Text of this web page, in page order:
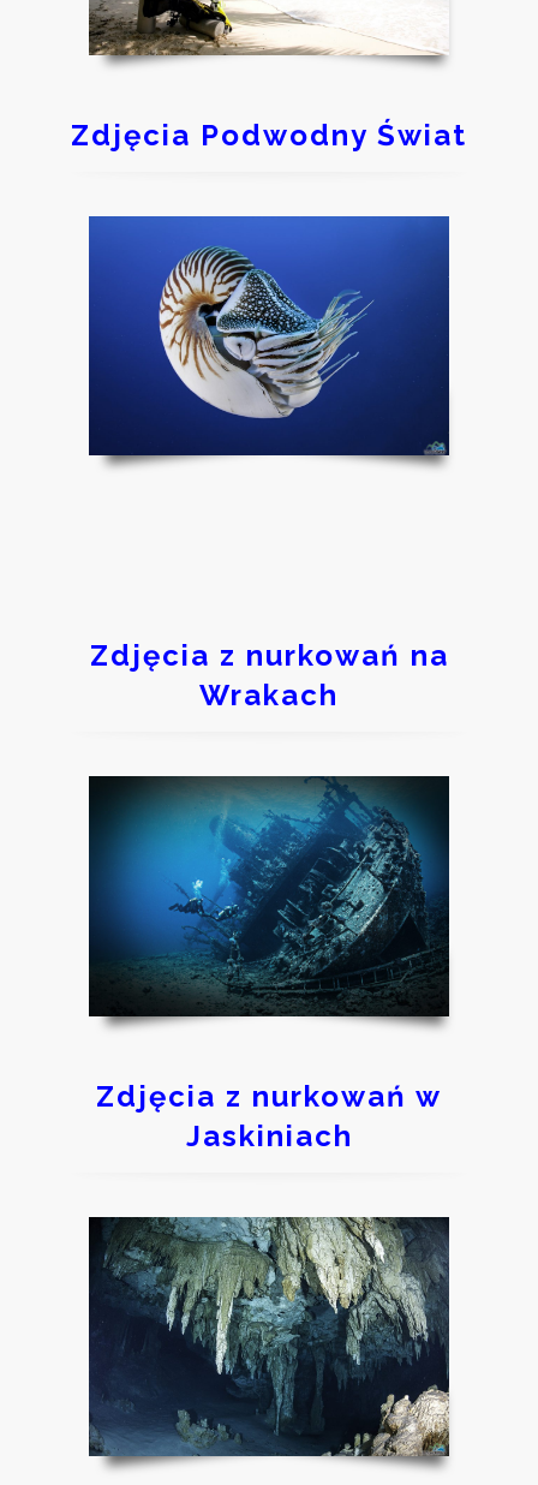
Zdjęcia Podwodny Świat
Zdjęcia z nurkowań na
Wrakach
Zdjęcia z nurkowań w
Jaskiniach